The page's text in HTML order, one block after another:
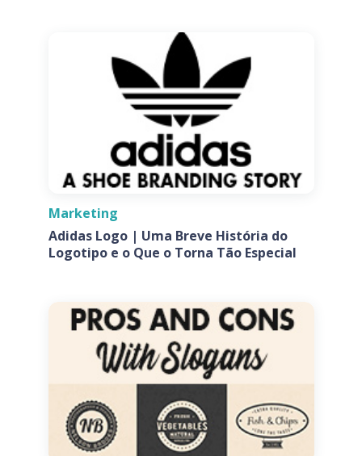
Marketing
Adidas Logo | Uma Breve História do
Logotipo e o Que o Torna Tão Especial